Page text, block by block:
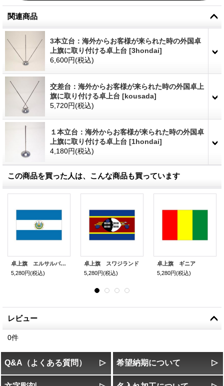
関連商品
3本立台：海外からお客様が来られた時の外国卓
上旗に取り付ける卓上台 [3hondai]
6,600円(税込)
交差台：海外からお客様が来られた時の外国卓上
旗に取り付ける卓上台 [kousada]
5,720円(税込)
１本立台：海外からお客様が来られた時の外国卓
上旗に取り付ける卓上台 [1hondai]
4,180円(税込)
この商品を買った人は、こんな商品も買っています
卓上旗 エルサルバドル
5,280円(税込)
卓上旗 スワジランド
5,280円(税込)
卓上旗 ギニア
5,280円(税込)
レビュー
0件
Q&A（よくある質問） 希望納期について